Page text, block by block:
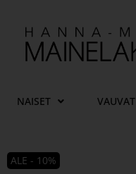
NAISET VAUVAT
ALE - 10%